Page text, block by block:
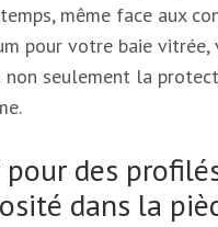
même face aux
pour votre baie
non seulement la
des
dans la